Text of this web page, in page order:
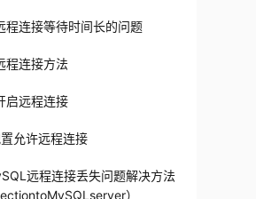
程连接等待时间长的问题
程连接方法
启远程连接
允许远程连接
远程连接丢失问题解决方法
）